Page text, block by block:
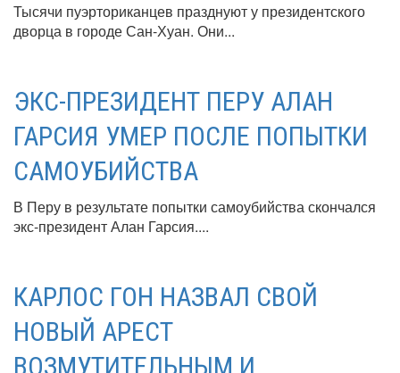
Тысячи пуэрториканцев празднуют у президентского
дворца в городе Сан-Хуан. Они...
ЭКС-ПРЕЗИДЕНТ ПЕРУ АЛАН
ГАРСИЯ УМЕР ПОСЛЕ ПОПЫТКИ
САМОУБИЙСТВА
В Перу в результате попытки самоубийства скончался
экс-президент Алан Гарсия....
КАРЛОС ГОН НАЗВАЛ СВОЙ
НОВЫЙ АРЕСТ
ВОЗМУТИТЕЛЬНЫМ И